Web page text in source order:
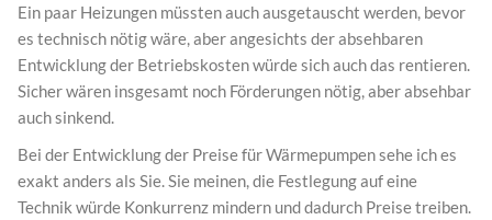
Ein paar Heizungen müssten auch ausgetauscht werden, bevor
es technisch nötig wäre, aber angesichts der absehbaren
Entwicklung der Betriebskosten würde sich auch das rentieren.
Sicher wären insgesamt noch Förderungen nötig, aber absehbar
auch sinkend.
Bei der Entwicklung der Preise für Wärmepumpen sehe ich es
exakt anders als Sie. Sie meinen, die Festlegung auf eine
Technik würde Konkurrenz mindern und dadurch Preise treiben.